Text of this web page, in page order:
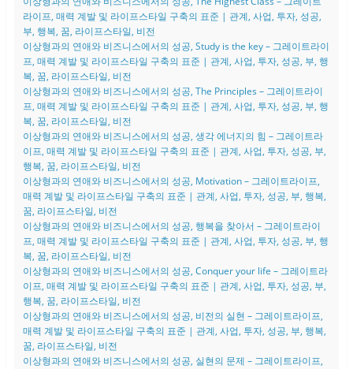
라이프, 매력 계발 및 라이프스타일 구축의 표준 | 관계, 사업, 투자, 성공,
부, 행복, 꿈, 라이프스타일, 비전
이상형과의 연애와 비즈니스에서의 성공, Study is the key – 그레이트라이
프, 매력 계발 및 라이프스타일 구축의 표준 | 관계, 사업, 투자, 성공, 부, 행
복, 꿈, 라이프스타일, 비전
이상형과의 연애와 비즈니스에서의 성공, The Principles – 그레이트라이
프, 매력 계발 및 라이프스타일 구축의 표준 | 관계, 사업, 투자, 성공, 부, 행
복, 꿈, 라이프스타일, 비전
이상형과의 연애와 비즈니스에서의 성공, 생각 에너지의 힘 – 그레이트라
이프, 매력 계발 및 라이프스타일 구축의 표준 | 관계, 사업, 투자, 성공, 부,
행복, 꿈, 라이프스타일, 비전
이상형과의 연애와 비즈니스에서의 성공, Motivation – 그레이트라이프,
매력 계발 및 라이프스타일 구축의 표준 | 관계, 사업, 투자, 성공, 부, 행복,
꿈, 라이프스타일, 비전
이상형과의 연애와 비즈니스에서의 성공, 행복을 찾아서 – 그레이트라이
프, 매력 계발 및 라이프스타일 구축의 표준 | 관계, 사업, 투자, 성공, 부, 행
복, 꿈, 라이프스타일, 비전
이상형과의 연애와 비즈니스에서의 성공, Conquer your life – 그레이트라
이프, 매력 계발 및 라이프스타일 구축의 표준 | 관계, 사업, 투자, 성공, 부,
행복, 꿈, 라이프스타일, 비전
이상형과의 연애와 비즈니스에서의 성공, 비전의 실현 – 그레이트라이프,
매력 계발 및 라이프스타일 구축의 표준 | 관계, 사업, 투자, 성공, 부, 행복,
꿈, 라이프스타일, 비전
이상형과의 연애와 비즈니스에서의 성공, 실현의 문제 – 그레이트라이프,